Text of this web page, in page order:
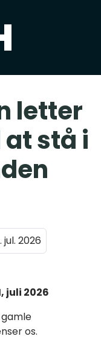
letter
stå i
jul. 2026
juli 2026
os.